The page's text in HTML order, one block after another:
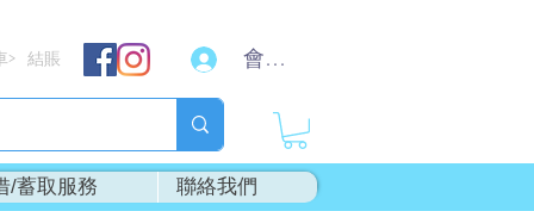
結賬 會員登入
/蓄取服務 聯絡我們